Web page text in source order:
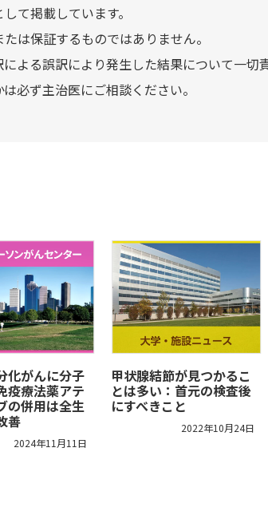
て掲載しています。
は保証するものではありません。
よる誤訳により発生した結果について一切
必ず主治医にご相談ください。
化がんに分子
疫療法薬アテ
の併用は全生
善
2024年11月11日
甲状腺結節が見つかるこ
とは多い：首元の検査後
にすべきこと
2022年10月24日